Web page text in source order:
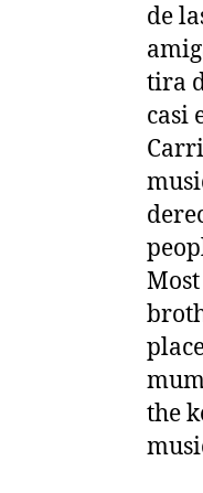
de
tira
casi
the